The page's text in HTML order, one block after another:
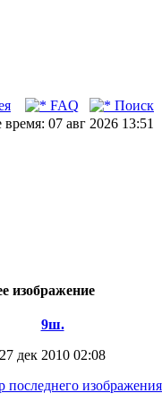
FAQ
Поиск
07 авг 2026 13:51
изображение
9ш.
27 дек 2010 02:08